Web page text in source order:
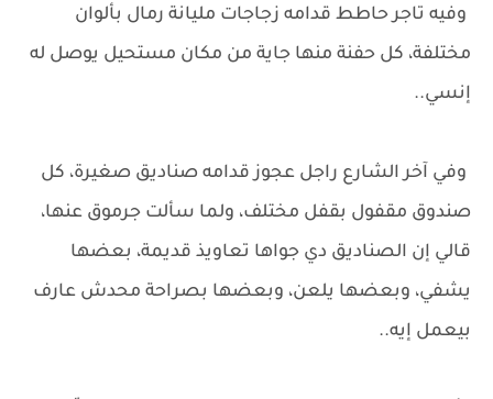
وفيه تاجر حاطط قدامه زجاجات مليانة رمال بألوان
مختلفة، كل حفنة منها جاية من مكان مستحيل يوصل له
إنسي..
وفي آخر الشارع راجل عجوز قدامه صناديق صغيرة، كل
صندوق مقفول بقفل مختلف، ولما سألت جرموق عنها،
قالي إن الصناديق دي جواها تعاويذ قديمة، بعضها
يشفي، وبعضها يلعن، وبعضها بصراحة محدش عارف
بيعمل إيه..